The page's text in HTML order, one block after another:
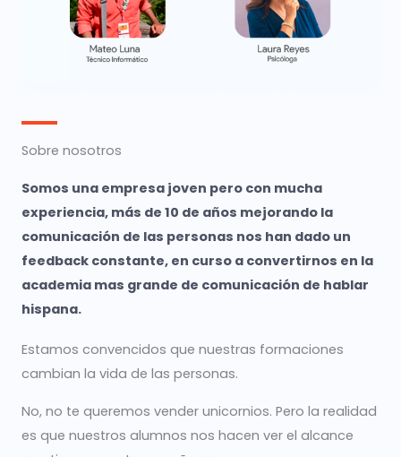
Sobre nosotros
Somos una empresa joven pero con mucha
experiencia, más de 10 de años mejorando la
comunicación de las personas nos han dado un
feedback constante, en curso a convertirnos en la
academia mas grande de comunicación de hablar
hispana.
Estamos convencidos que nuestras formaciones
cambian la vida de las personas.
No, no te queremos vender unicornios. Pero la realidad
es que nuestros alumnos nos hacen ver el alcance